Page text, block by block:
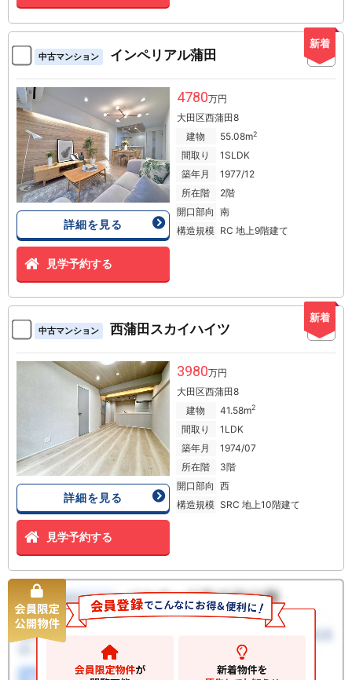
新着
中古マンション インペリアル蒲田
詳細を見る
見学予約する
4780万円
大田区西蒲田8
建物
55.08m2
間取り
1SLDK
築年月
1977/12
所在階
2階
開口部向 南
構造規模 RC 地上9階建て
新着
中古マンション 西蒲田スカイハイツ
詳細を見る
見学予約する
3980万円
大田区西蒲田8
建物
41.58m2
間取り
1LDK
築年月
1974/07
所在階
3階
開口部向 西
構造規模 SRC 地上10階建て